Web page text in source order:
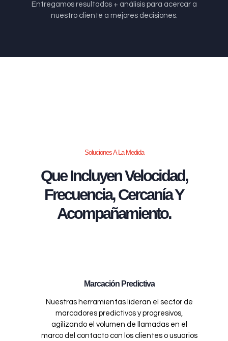
Entregamos resultados + análisis para acercar a
nuestro cliente a mejores decisiones.
Soluciones A La Medida
Que Incluyen Velocidad,
Frecuencia, Cercanía Y
Acompañamiento.
Marcación Predictiva
Nuestras herramientas lideran el sector de
marcadores predictivos y progresivos,
agilizando el volumen de llamadas en el
marco del contacto con los clientes o usuarios